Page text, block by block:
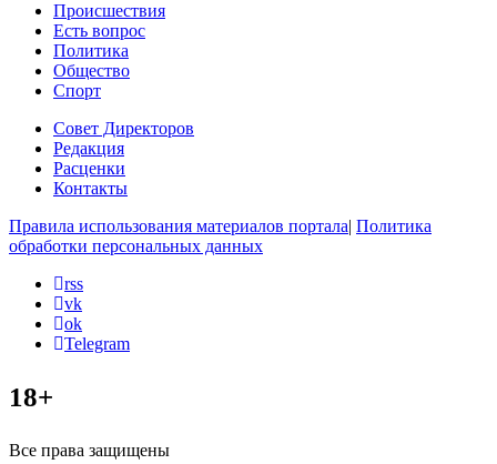
Происшествия
Есть вопрос
Политика
Общество
Спорт
Совет Директоров
Редакция
Расценки
Контакты
Правила использования материалов портала| Политика
обработки персональных данных
rss
vk
ok
Telegram
18+
Все права защищены